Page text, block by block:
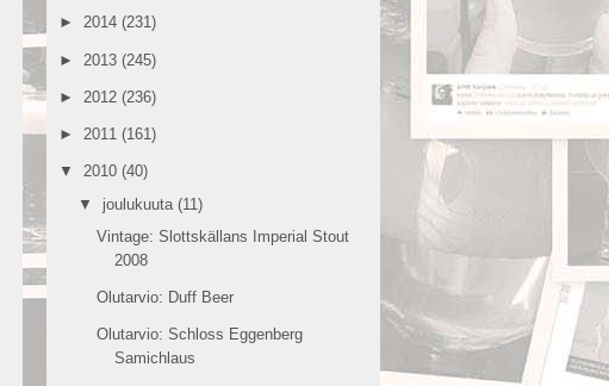
► 2014 (231)
► 2013 (245)
► 2012 (236)
► 2011 (161)
▼ 2010 (40)
▼ joulukuuta (11)
Vintage: Slottskällans Imperial Stout
2008
Olutarvio: Duff Beer
Olutarvio: Schloss Eggenberg
Samichlaus